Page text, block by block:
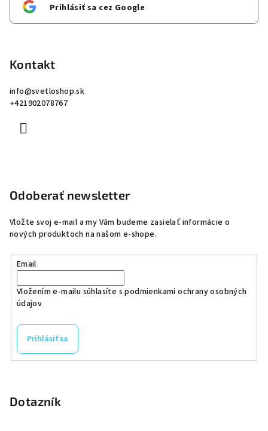
Prihlásiť sa cez Google
Kontakt
info@svetloshop.sk
+421902078767
Odoberať newsletter
Vložte svoj e-mail a my Vám budeme zasielať informácie o
nových produktoch na našom e-shope.
Email
Vložením e-mailu súhlasíte spodmienkami ochrany osobných
údajov
Prihlásiť sa
Dotazník